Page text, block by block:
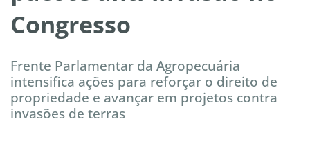
Congresso
Frente Parlamentar da Agropecuária
intensifica ações para reforçar o direito de
propriedade e avançar em projetos contra
invasões de terras